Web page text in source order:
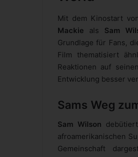
Mit dem Kinostart
Mackie als Sam
Grundlage für Fans,
Film thematisiert
Reaktionen auf
Entwicklung besser
Sams Weg
Sam Wilson
afroamerikanischen
Gemeinschaft